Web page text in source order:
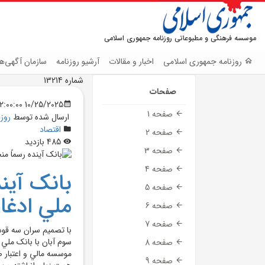
موسسه فرهنگی و مطبوعاتی روزنامه جمهوری اسلامی
روزنامه جمهوری اسلامی اخبار و مقالات آرشیو روزنامه سازمان
صفحات
صفحه 1
صفحه 2
صفحه 3
صفحه 4
صفحه 5
صفحه 6
صفحه 7
صفحه 8
صفحه 9
شماره 13214
10/25/2025 12:00:00 AM
ارسال شده توسط
اقتصاد
بانک
ملي